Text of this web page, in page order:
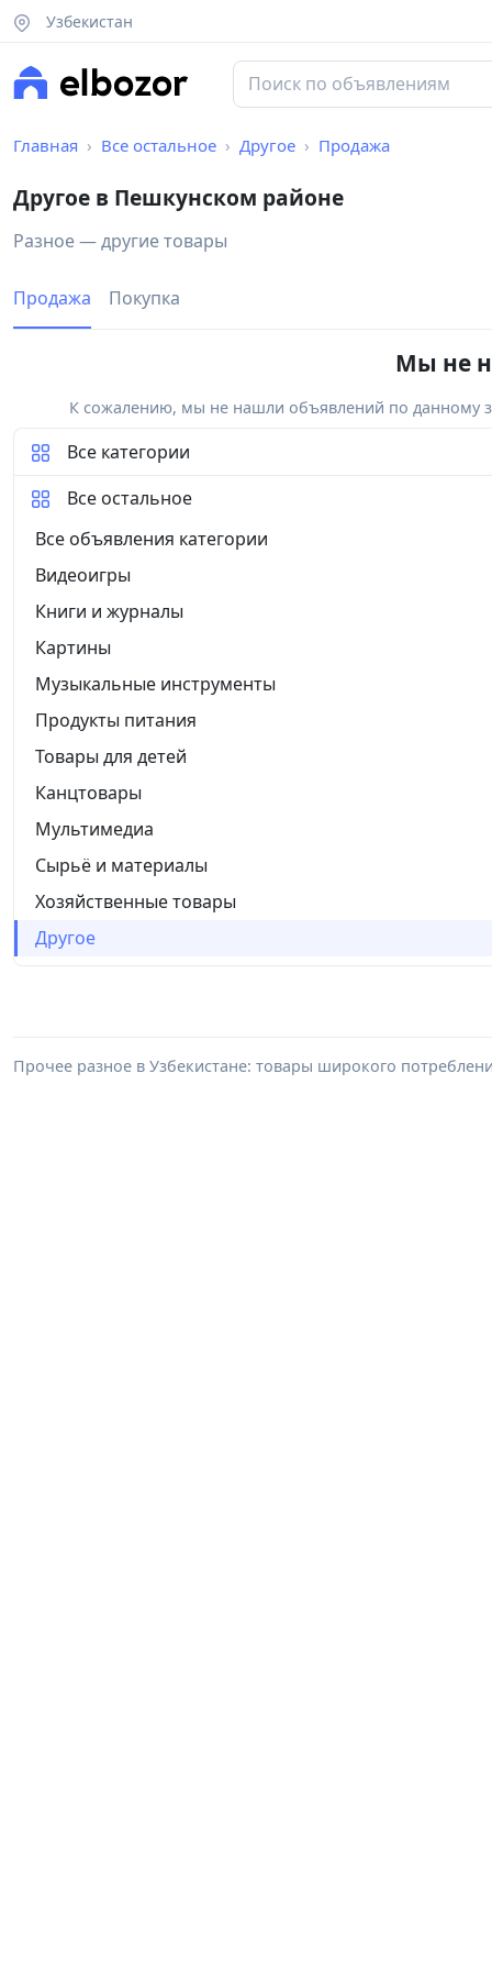
Узбекистан
Главная Все остальное Другое Продажа
Другое в Пешкунском районе
Разное — другие товары
Продажа Покупка
Мы не
К сожалению, мы не нашли объявлений по данному
Все категории
Все остальное
Все объявления категории
Видеоигры
Книги и журналы
Картины
Музыкальные инструменты
Продукты питания
Товары для детей
Канцтовары
Мультимедиа
Сырьё и материалы
Хозяйственные товары
Другое
Прочее разное в Узбекистане: товары широкого